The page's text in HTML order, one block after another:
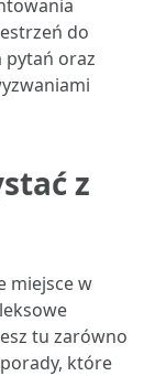
do
pytań oraz
z
miejsce w
tu zarówno
które